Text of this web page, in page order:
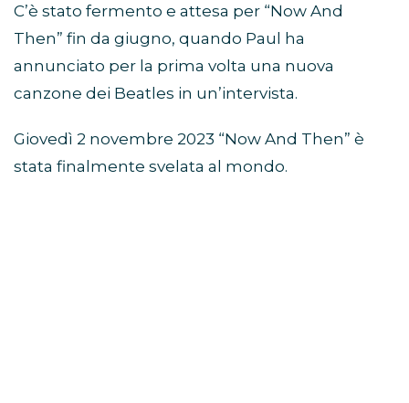
C’è stato fermento e attesa per “Now And
Then” fin da giugno, quando Paul ha
annunciato per la prima volta una nuova
canzone dei Beatles in un’intervista.
Giovedì 2 novembre 2023 “Now And Then” è
stata finalmente svelata al mondo.